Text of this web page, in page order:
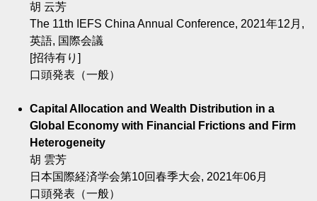
胡 云芳
The 11th IEFS China Annual Conference, 2021年12月,
英語, 国際会議
[招待有り]
口頭発表（一般）
Capital Allocation and Wealth Distribution in a
Global Economy with Financial Frictions and Firm
Heterogeneity
胡 雲芳
日本国際経済学会第10回春季大会, 2021年06月
口頭発表（一般）